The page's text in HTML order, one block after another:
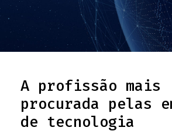
A profissão mais
procurada pelas
de tecnologia